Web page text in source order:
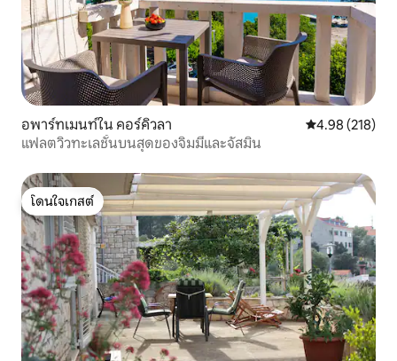
อพาร์ทเมนท์ใน คอร์คิวลา คะแนนเฉลี่ย
4.98 (218)
แฟลตวิวทะเลชั้นบนสุดของจิมมี่และจัสมิน
โดนใจเกสต์
โดนใจเกสต์